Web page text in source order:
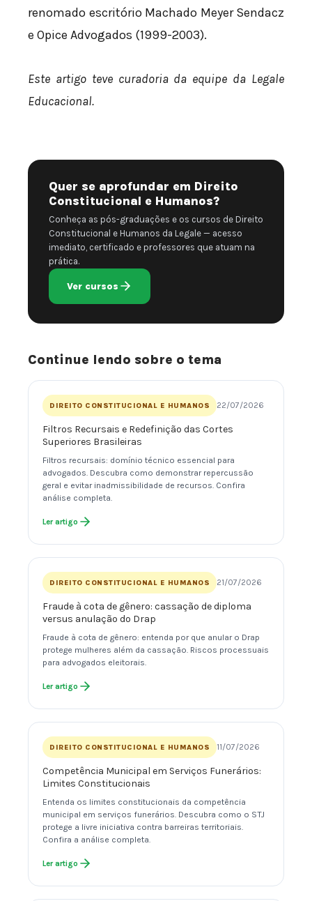
renomado escritório Machado Meyer Sendacz
e Opice Advogados (1999-2003).
Este artigo teve curadoria da equipe da Legale
Educacional.
Quer se aprofundar em Direito
Constitucional e Humanos?
Conheça as pós-graduações e os cursos de Direito
Constitucional e Humanos da Legale — acesso
imediato, certificado e professores que atuam na
prática.
Ver cursos
Continue lendo sobre o tema
DIREITO CONSTITUCIONAL E HUMANOS 22/07/2026
Filtros Recursais e Redefinição das Cortes
Superiores Brasileiras
Filtros recursais: domínio técnico essencial para
advogados. Descubra como demonstrar repercussão
geral e evitar inadmissibilidade de recursos. Confira
análise completa.
Ler artigo
DIREITO CONSTITUCIONAL E HUMANOS 21/07/2026
Fraude à cota de gênero: cassação de diploma
versus anulação do Drap
Fraude à cota de gênero: entenda por que anular o Drap
protege mulheres além da cassação. Riscos processuais
para advogados eleitorais.
Ler artigo
DIREITO CONSTITUCIONAL E HUMANOS 11/07/2026
Competência Municipal em Serviços Funerários:
Limites Constitucionais
Entenda os limites constitucionais da competência
municipal em serviços funerários. Descubra como o STJ
protege a livre iniciativa contra barreiras territoriais.
Confira a análise completa.
Ler artigo